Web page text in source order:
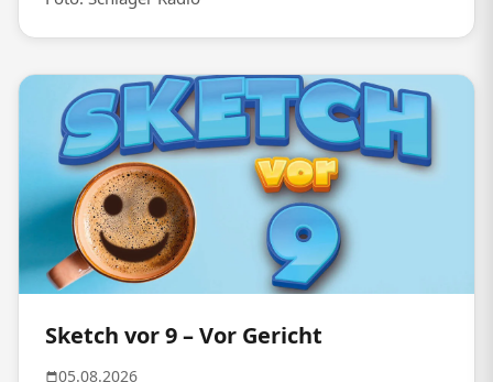
Sketch vor 9 – Vor Gericht
05.08.2026